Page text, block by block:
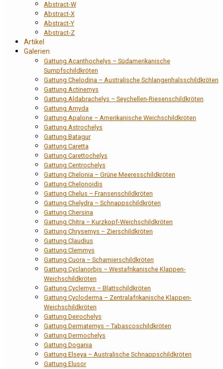
Abstract-W
Abstract-X
Abstract-Y
Abstract-Z
Artikel
Galerien
Gattung Acanthochelys – Südamerikanische
Sumpfschildkröten
Gattung Chelodina – Australische Schlangenhalsschildkröten
Gattung Actinemys
Gattung Aldabrachelys – Seychellen-Riesenschildkröten
Gattung Amyda
Gattung Apalone – Amerikanische Weichschildkröten
Gattung Astrochelys
Gattung Batagur
Gattung Caretta
Gattung Carettochelys
Gattung Centrochelys
Gattung Chelonia – Grüne Meeresschildkröten
Gattung Chelonoidis
Gattung Chelus – Fransenschildkröten
Gattung Chelydra – Schnappschildkröten
Gattung Chersina
Gattung Chitra – Kurzkopf-Weichschildkröten
Gattung Chrysemys – Zierschildkröten
Gattung Claudius
Gattung Clemmys
Gattung Cuora – Scharnierschildkröten
Gattung Cyclanorbis – Westafrikanische Klappen-
Weichschildkröten
Gattung Cyclemys – Blattschildkröten
Gattung Cycloderma – Zentralafrikanische Klappen-
Weichschildkröten
Gattung Deirochelys
Gattung Dermatemys – Tabascoschildkröten
Gattung Dermochelys
Gattung Dogania
Gattung Elseya – Australische Schnappschildkröten
Gattung Elusor